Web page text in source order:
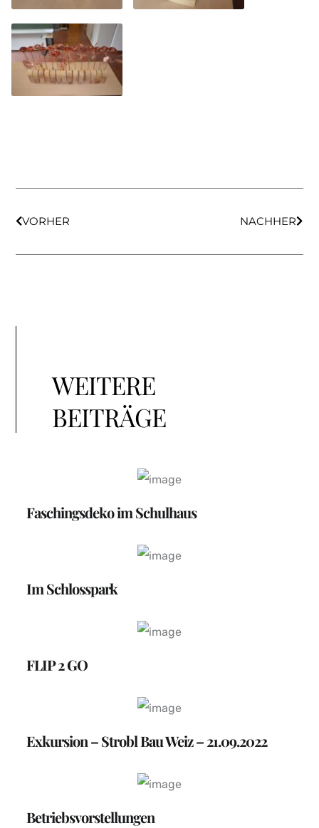
VORHER NACHHER
WEITERE
BEITRÄGE
Faschingsdeko im Schulhaus
Im Schlosspark
FLIP 2 GO
Exkursion – Strobl Bau Weiz – 21.09.2022
Betriebsvorstellungen